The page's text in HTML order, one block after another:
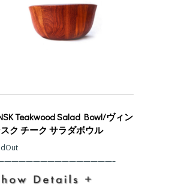
Teakwood Salad Bowl/ヴィン
ク チーク サラダボウル